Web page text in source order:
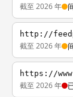
截至 2026 年
http://
截至 2026 年
https://
截至 2026 年